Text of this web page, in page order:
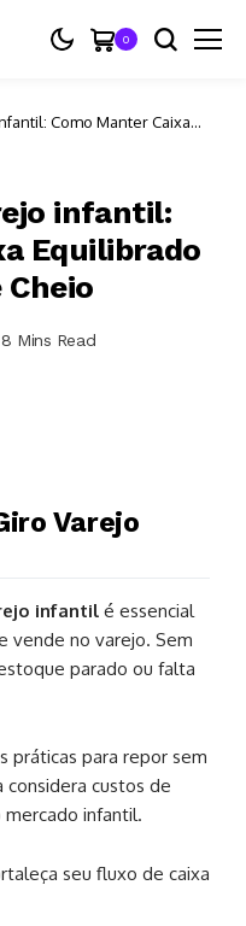
0
Como Manter Caixa
infantil:
Equilibrado
Cheio
8 Mins Read
Varejo
infantil é essencial
vende no varejo. Sem
parado ou falta
práticas para repor sem
custos de
mercado infantil.
seu fluxo de caixa